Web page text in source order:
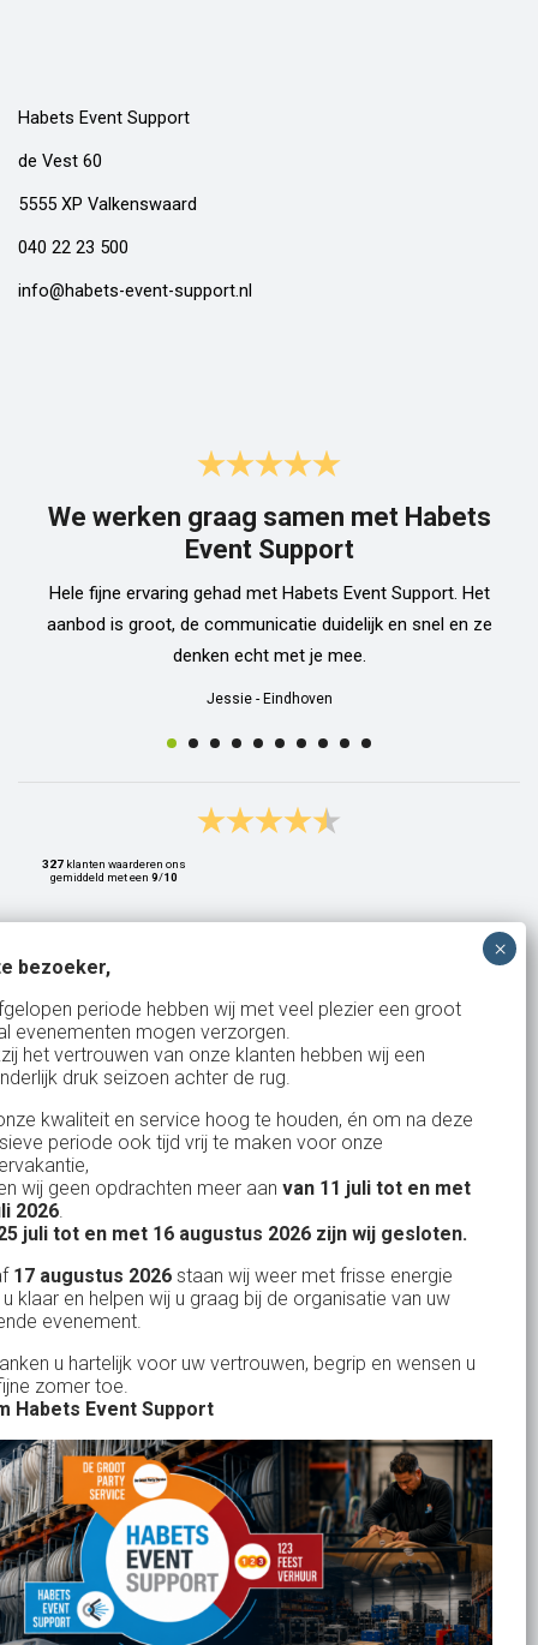
Habets Event Support
de Vest 60
5555 XP Valkenswaard
040 22 23 500
info@habets-event-support.nl
We werken graag samen met Habets
Event Support
Hele fijne ervaring gehad met Habets Event Support. Het
aanbod is groot, de communicatie duidelijk en snel en ze
denken echt met je mee.
Jessie - Eindhoven
327 klanten waarderen ons
gemiddeld met een 9/10
Bank: NL15ABNA0561810710
KvK: 17167131
BTW: NL.1678.53.296.B01
Uw partner in:
Evenementen verhuur
Feestverhuur
Licht- en Geluidverhuur
Horeca verhuur
Partyverhuur
Je vindt ons op
bezoeker,
periode hebben wij met veel plezier een groot
evenementen mogen verzorgen.
het vertrouwen van onze klanten hebben wij een
druk seizoen achter de rug.
kwaliteit en service hoog te houden, én om na deze
periode ook tijd vrij te maken voor onze
wij geen opdrachten meer aan van 11 juli tot en met
2026.
juli tot en met 16 augustus 2026 zijn wij gesloten.
17 augustus 2026 staan wij weer met frisse energie
klaar en helpen wij u graag bij de organisatie van uw
evenement.
u hartelijk voor uw vertrouwen, begrip en wensen u
zomer toe.
Habets Event Support